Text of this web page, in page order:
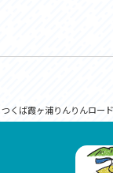
つくば霞ヶ浦りんりんロード